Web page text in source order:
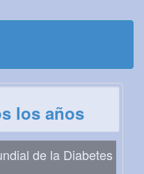
los años
de la Diabetes